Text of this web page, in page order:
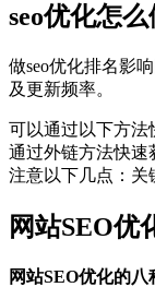
seo优化怎
做seo优化排名影
及更新频率。
可以通过以下方法
通过外链方法快速
注意以下几点：关
网站SEO优
网站SEO优化的八